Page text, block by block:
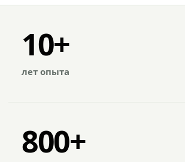
10+
лет опыта
800+